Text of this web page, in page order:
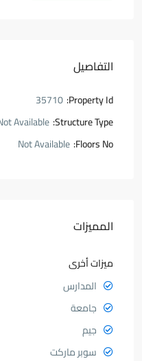
التفاصيل
Property Id:
35710
Structure Type:
Available
Floors No:
Not Available
المميزات
ميزات أخرى
المدارس
جامعة
جيم
سوبر ماركت